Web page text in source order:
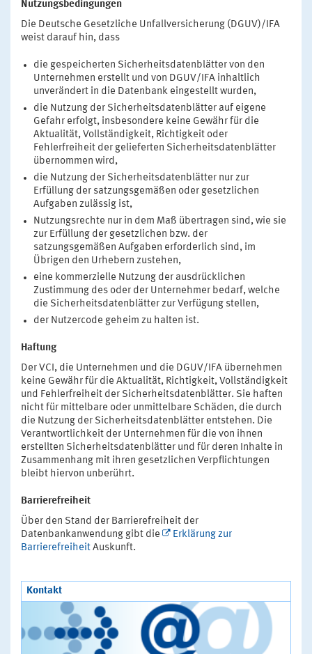
Nutzungsbedingungen
Die Deutsche Gesetzliche Unfallversicherung (DGUV)/IFA
weist darauf hin, dass
die gespeicherten Sicherheitsdatenblätter von den
Unternehmen erstellt und von DGUV/IFA inhaltlich
unverändert in die Datenbank eingestellt wurden,
die Nutzung der Sicherheitsdatenblätter auf eigene
Gefahr erfolgt, insbesondere keine Gewähr für die
Aktualität, Vollständigkeit, Richtigkeit oder
Fehlerfreiheit der gelieferten Sicherheitsdatenblätter
übernommen wird,
die Nutzung der Sicherheitsdatenblätter nur zur
Erfüllung der satzungsgemäßen oder gesetzlichen
Aufgaben zulässig ist,
Nutzungsrechte nur in dem Maß übertragen sind, wie sie
zur Erfüllung der gesetzlichen bzw. der
satzungsgemäßen Aufgaben erforderlich sind, im
Übrigen den Urhebern zustehen,
eine kommerzielle Nutzung der ausdrücklichen
Zustimmung des oder der Unternehmer bedarf, welche
die Sicherheitsdatenblätter zur Verfügung stellen,
der Nutzercode geheim zu halten ist.
Haftung
Der VCI, die Unternehmen und die DGUV/IFA übernehmen
keine Gewähr für die Aktualität, Richtigkeit, Vollständigkeit
und Fehlerfreiheit der Sicherheitsdatenblätter. Sie haften
nicht für mittelbare oder unmittelbare Schäden, die durch
die Nutzung der Sicherheitsdatenblätter entstehen. Die
Verantwortlichkeit der Unternehmen für die von ihnen
erstellten Sicherheitsdatenblätter und für deren Inhalte in
Zusammenhang mit ihren gesetzlichen Verpflichtungen
bleibt hiervon unberührt.
Barrierefreiheit
Über den Stand der Barrierefreiheit der
Datenbankanwendung gibt die
Erklärung zur
Barrierefreiheit Auskunft.
Kontakt